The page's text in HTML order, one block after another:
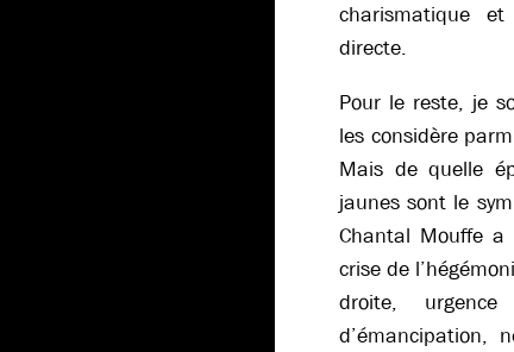
charismatique
directe.
Pour le reste, je
les considère
Mais de quelle
jaunes sont le
Chantal Mouffe a
crise de
droite,
d’émancipation,